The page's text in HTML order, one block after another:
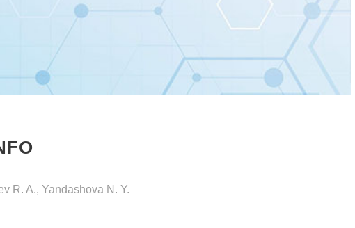
R. A., Yandashova N. Y.